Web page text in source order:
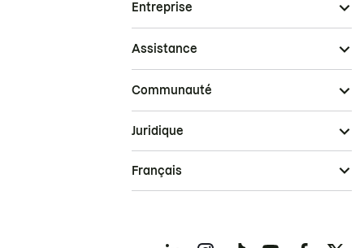
Entreprise
Assistance
Communauté
Juridique
Français